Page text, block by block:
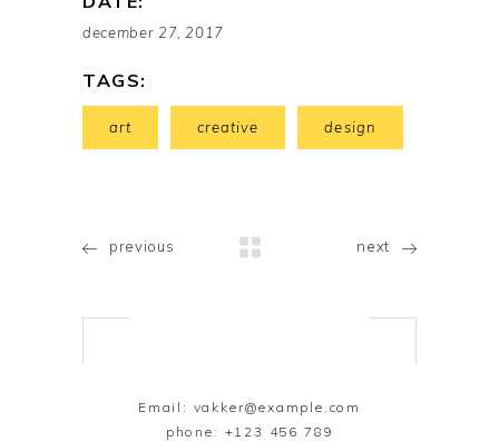
december 27, 2017
TAGS:
art creative design
previous next
Email: vakker@example.com
phone: +123 456 789